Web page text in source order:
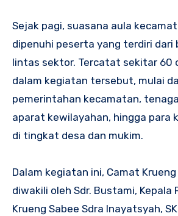
Sejak pagi, suasana aula
dipenuhi peserta yang terdiri dari
lintas sektor. Tercatat sekitar 60
dalam kegiatan tersebut, mulai
pemerintahan kecamatan,
aparat kewilayahan, hingga para
di tingkat desa dan mukim.
Dalam kegiatan ini, Camat
diwakili oleh Sdr. Bustami, Kepala
Krueng Sabee Sdra Inayatsyah,